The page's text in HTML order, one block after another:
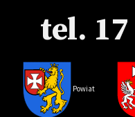
tel. 17
Powiat